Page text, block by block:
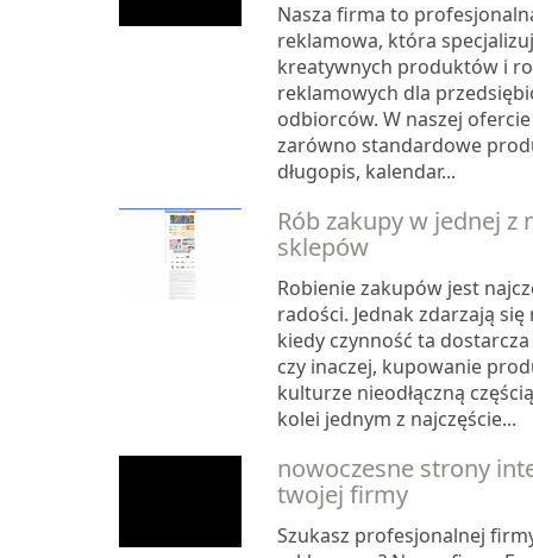
Nasza firma to
reklamowa, która
kreatywnych produktów i
reklamowych dla
odbiorców. W naszej
zarówno standardowe
długopis, kalendar...
Rób zakupy w jednej z
sklepów
Robienie zakupów jest
radości. Jednak zdarzają
kiedy czynność ta
czy inaczej, kupowanie
kulturze nieodłączną
kolei jednym z najczęście...
nowoczesne strony
twojej firmy
Szukasz profesjonalnej